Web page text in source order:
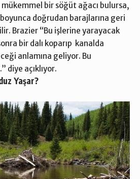
bir söğüt ağacı bulursa,
boyunca doğrudan barajlarına geri
Brazier “Bu işlerine yarayacak
bir dalı koparıp kanalda
anlamına geliyor. Bu
diye açıklıyor.
Yaşar?